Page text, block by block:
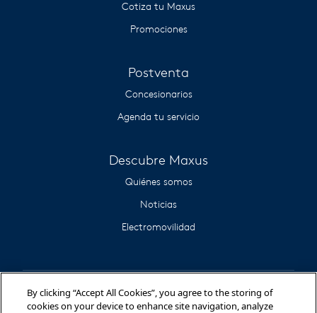
Cotiza tu Maxus
Promociones
Postventa
Concesionarios
Agenda tu servicio
Descubre Maxus
Quiénes somos
Noticias
Electromovilidad
By clicking “Accept All Cookies”, you agree to the storing of
cookies on your device to enhance site navigation, analyze